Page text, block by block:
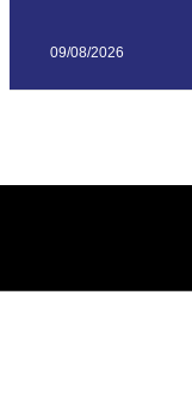
09/08/2026